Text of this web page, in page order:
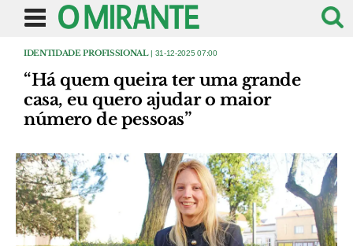
IDENTIDADE PROFISSIONAL| 31-12-2025 07:00
“Há quem queira ter uma grande
casa, eu quero ajudar o maior
número de pessoas”